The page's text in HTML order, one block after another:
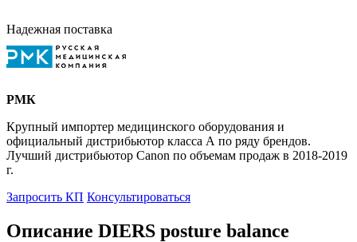
Надежная поставка
РМК
Крупный импортер медицинского оборудования и
официальный дистрибьютор класса А по ряду брендов.
Лучший дистрибьютор Canon по объемам продаж в 2018-2019
г.
Запросить КП Консультироваться
Описание DIERS posture balance